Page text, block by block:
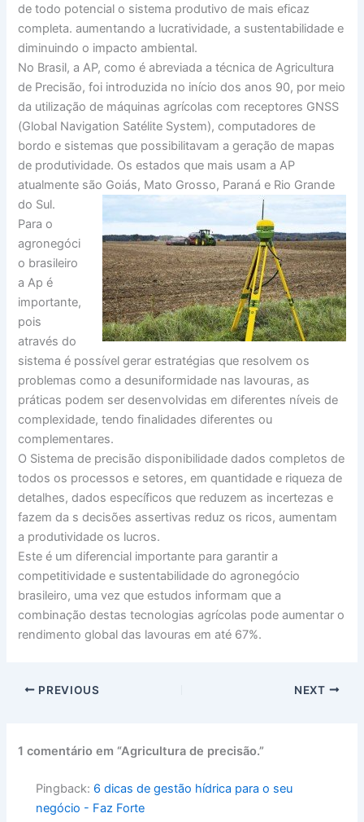
de todo potencial o sistema produtivo de mais eficaz
completa. aumentando a lucratividade, a sustentabilidade e
diminuindo o impacto ambiental.
No Brasil, a AP, como é abreviada a técnica de Agricultura
de Precisão, foi introduzida no início dos anos 90, por meio
da utilização de máquinas agrícolas com receptores GNSS
(Global Navigation Satélite System), computadores de
bordo e sistemas que possibilitavam a geração de mapas
de produtividade. Os estados que mais usam a AP
atualmente são Goiás, Mato Grosso, Paraná e Rio Grande
do Sul.
Para o
agronegóci
o brasileiro
a Ap é
importante,
pois
através do
sistema é possível gerar estratégias que resolvem os
problemas como a desuniformidade nas lavouras, as
práticas podem ser desenvolvidas em diferentes níveis de
complexidade, tendo finalidades diferentes ou
complementares.
O Sistema de precisão disponibilidade dados completos de
todos os processos e setores, em quantidade e riqueza de
detalhes, dados específicos que reduzem as incertezas e
fazem da s decisões assertivas reduz os ricos, aumentam
a produtividade os lucros.
Este é um diferencial importante para garantir a
competitividade e sustentabilidade do agronegócio
brasileiro, uma vez que estudos informam que a
combinação destas tecnologias agrícolas pode aumentar o
rendimento global das lavouras em até 67%.
PREVIOUS NEXT
1 comentário em “Agricultura de precisão.”
Pingback: 6 dicas de gestão hídrica para o seu
negócio - Faz Forte